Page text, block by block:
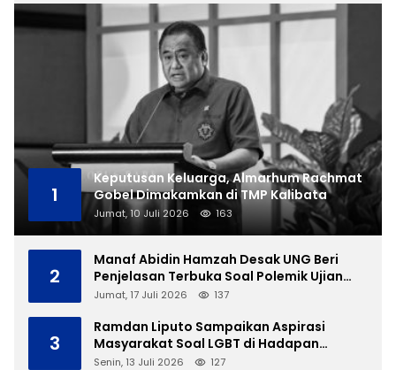
1
Keputusan Keluarga, Almarhum Rachmat
Gobel Dimakamkan di TMP Kalibata
Jumat, 10 Juli 2026 163
2
Manaf Abidin Hamzah Desak UNG Beri
Penjelasan Terbuka Soal Polemik Ujian
Skripsi Mahasiswi
Jumat, 17 Juli 2026 137
3
Ramdan Liputo Sampaikan Aspirasi
Masyarakat Soal LGBT di Hadapan
Gubernur Gusnar
Senin, 13 Juli 2026 127